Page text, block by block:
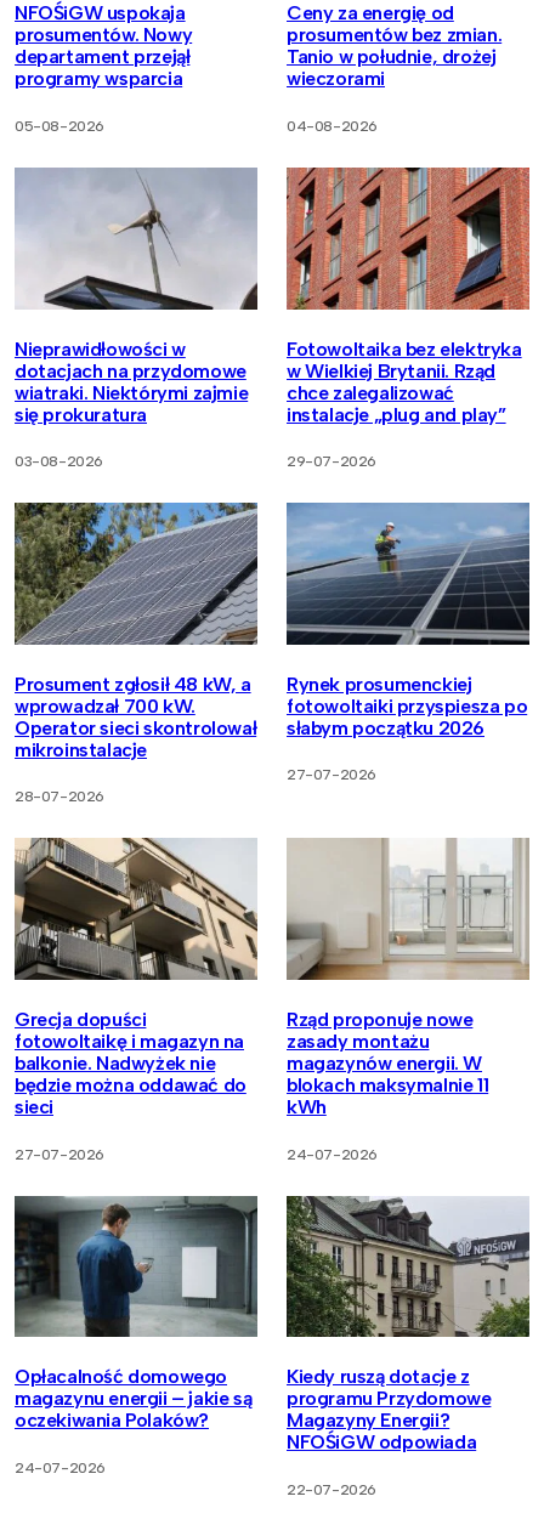
NFOŚiGW uspokaja
prosumentów. Nowy
departament przejął
programy wsparcia
05-08-2026
Ceny za energię od
prosumentów bez zmian.
Tanio w południe, drożej
wieczorami
04-08-2026
Nieprawidłowości w
dotacjach na przydomowe
wiatraki. Niektórymi zajmie
się prokuratura
03-08-2026
Fotowoltaika bez elektryka
w Wielkiej Brytanii. Rząd
chce zalegalizować
instalacje „plug and play”
29-07-2026
Prosument zgłosił 48 kW, a
wprowadzał 700 kW.
Operator sieci skontrolował
mikroinstalacje
28-07-2026
Rynek prosumenckiej
fotowoltaiki przyspiesza po
słabym początku 2026
27-07-2026
Grecja dopuści
fotowoltaikę i magazyn na
balkonie. Nadwyżek nie
będzie można oddawać do
sieci
27-07-2026
Rząd proponuje nowe
zasady montażu
magazynów energii. W
blokach maksymalnie 11
kWh
24-07-2026
Opłacalność domowego
magazynu energii – jakie są
oczekiwania Polaków?
24-07-2026
Kiedy ruszą dotacje z
programu Przydomowe
Magazyny Energii?
NFOŚiGW odpowiada
22-07-2026